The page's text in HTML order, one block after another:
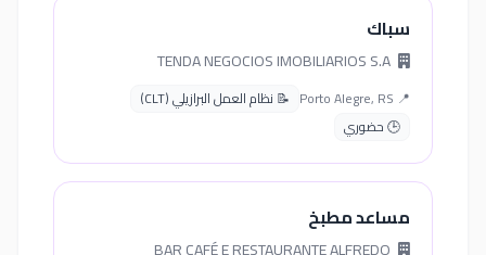
سباك
📍 Porto Alegre, RS
📝 نظام العمل البرازيلي (CLT)
🕒 حضوري
مساعد مطبخ